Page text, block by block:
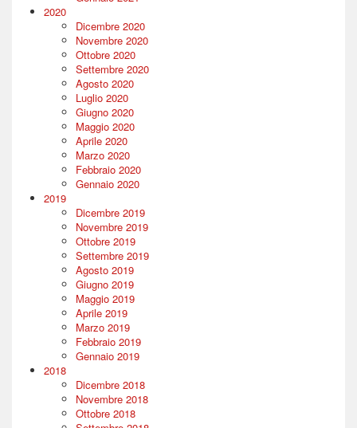
2020
Dicembre 2020
Novembre 2020
Ottobre 2020
Settembre 2020
Agosto 2020
Luglio 2020
Giugno 2020
Maggio 2020
Aprile 2020
Marzo 2020
Febbraio 2020
Gennaio 2020
2019
Dicembre 2019
Novembre 2019
Ottobre 2019
Settembre 2019
Agosto 2019
Giugno 2019
Maggio 2019
Aprile 2019
Marzo 2019
Febbraio 2019
Gennaio 2019
2018
Dicembre 2018
Novembre 2018
Ottobre 2018